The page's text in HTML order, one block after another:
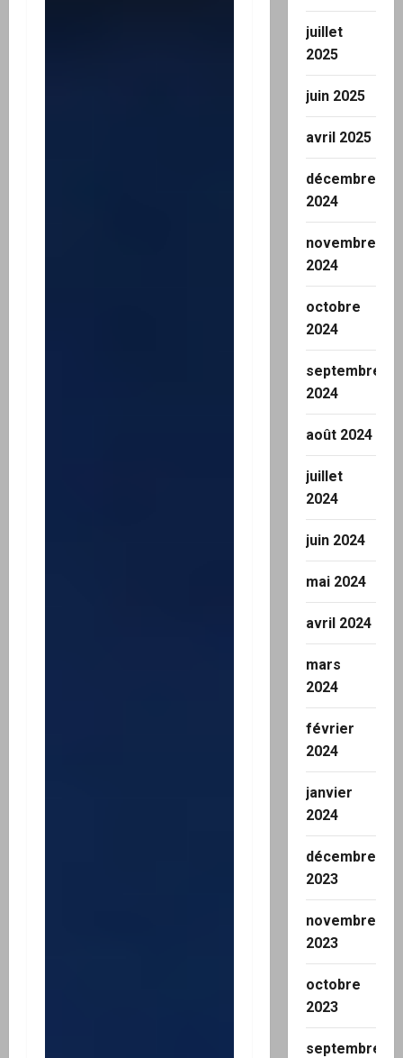
juillet
2025
juin 2025
avril 2025
décembre
2024
novembre
2024
octobre
2024
septembre
2024
août 2024
juillet
2024
juin 2024
mai 2024
avril 2024
mars
2024
février
2024
janvier
2024
décembre
2023
novembre
2023
octobre
2023
septembre